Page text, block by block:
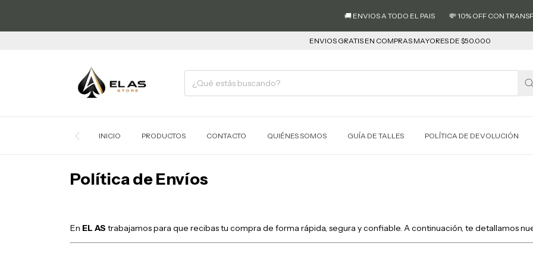
🚚 ENVIOS A TODO EL PAIS 💸 10% OFF CON
ENVIOS GRATIS EN COMPRAS MAYORES DE $50.000
INICIO PRODUCTOS CONTACTO QUIÉNES SOMOS GUÍA DE TALLES POLÍTICA DE DEVOLUCIÓN
Política de Envíos
En EL AS trabajamos para que recibas tu compra de forma rápida, segura y confiable. A continuación, te detallamos